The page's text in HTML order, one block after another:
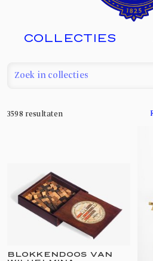
COLLECTIES
3598 resultaten
BLOKKENDOOS VAN